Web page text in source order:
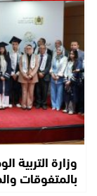
وزارة التربية
بالمتفوقات